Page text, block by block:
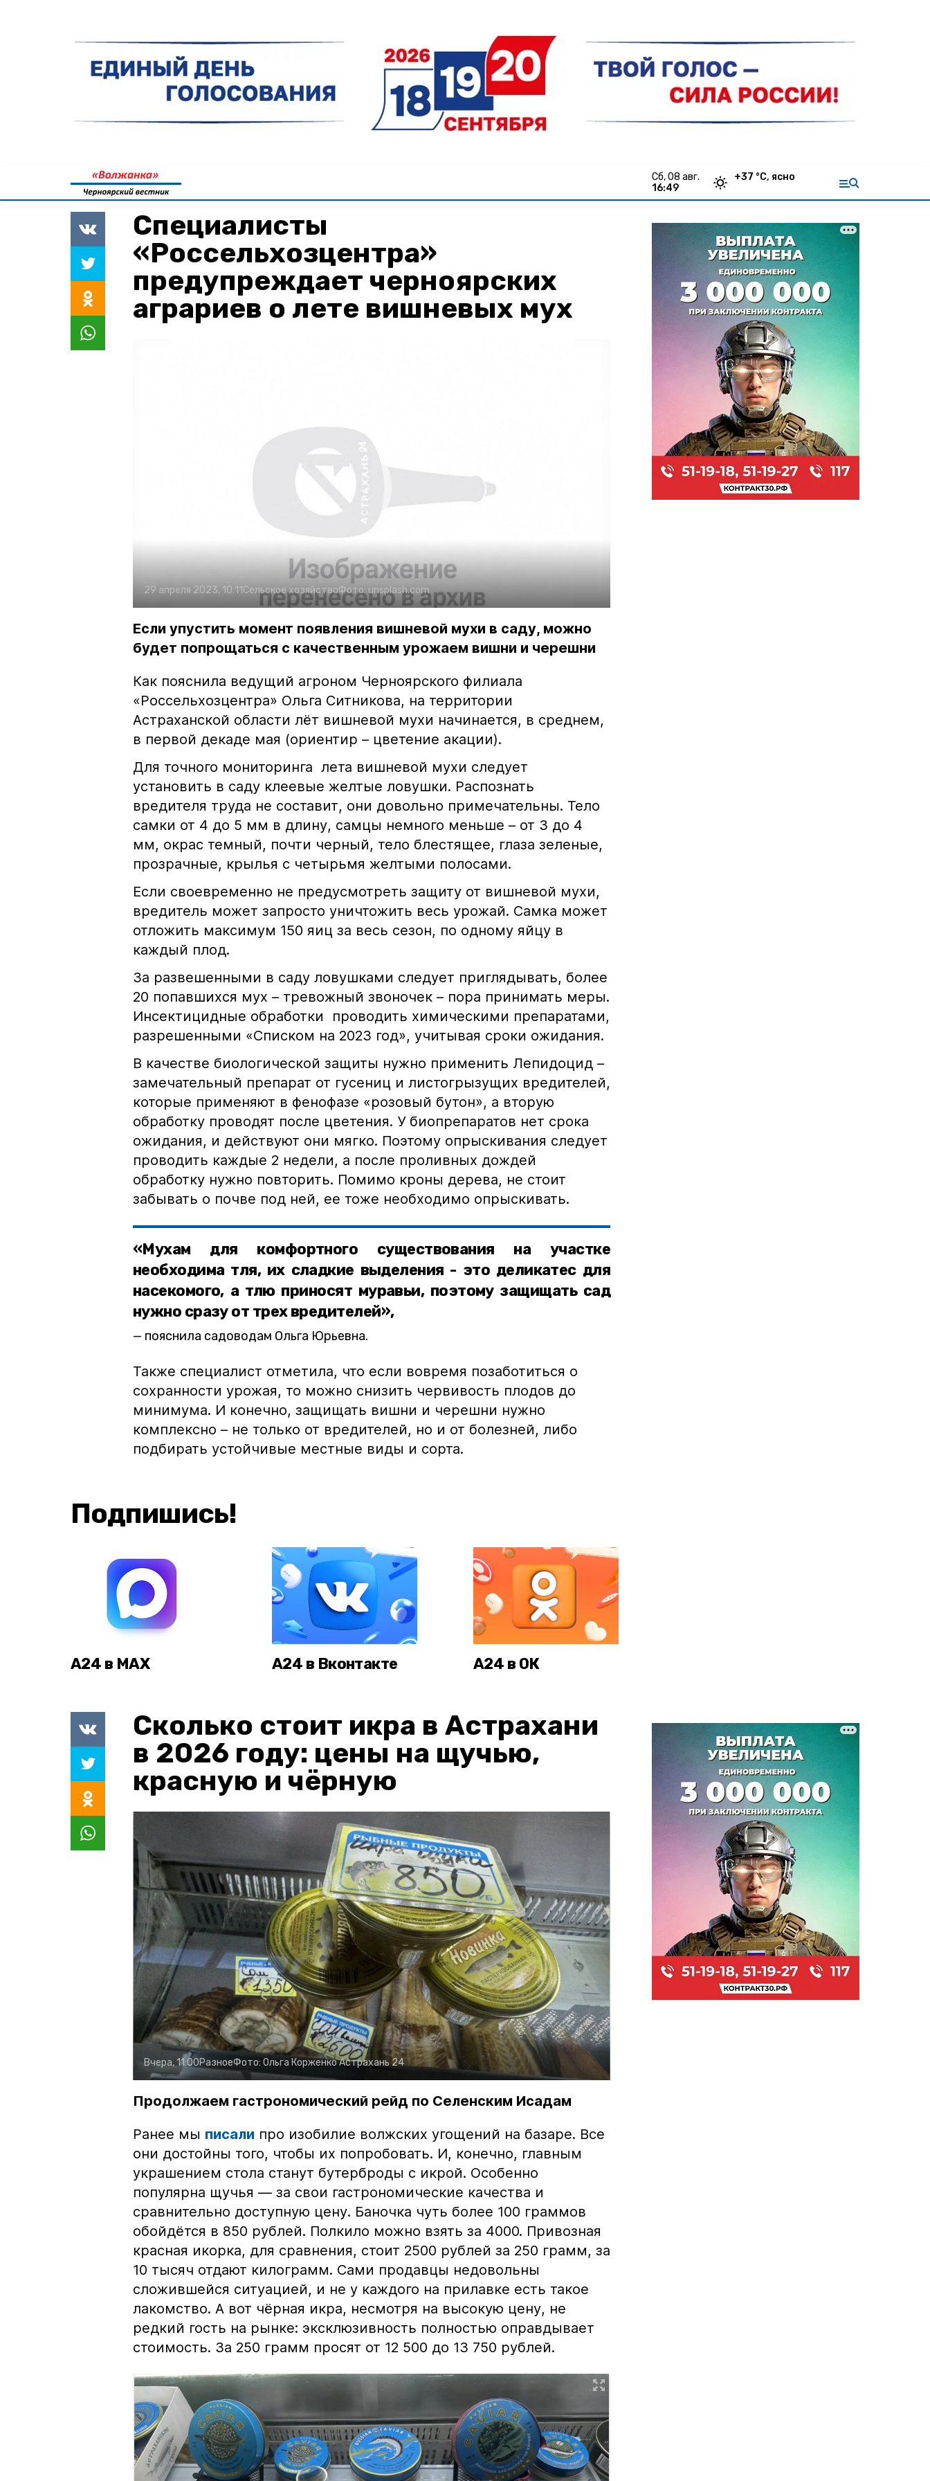
сб, 08 авг.
16:49
+37 °С, ясно
Специалисты
«Россельхозцентра»
предупреждает черноярских
аграриев о лете вишневых мух
29 апреля 2023, 10:11Сельское хозяйствоФото: unsplash.com
Если упустить момент появления вишневой мухи в саду, можно
будет попрощаться с качественным урожаем вишни и черешни
Как пояснила ведущий агроном Черноярского филиала
«Россельхозцентра» Ольга Ситникова, на территории
Астраханской области лёт вишневой мухи начинается, в среднем,
в первой декаде мая (ориентир – цветение акации).
Для точного мониторинга лета вишневой мухи следует
установить в саду клеевые желтые ловушки. Распознать
вредителя труда не составит, они довольно примечательны. Тело
самки от 4 до 5 мм в длину, самцы немного меньше – от 3 до 4
мм, окрас темный, почти черный, тело блестящее, глаза зеленые,
прозрачные, крылья с четырьмя желтыми полосами.
Если своевременно не предусмотреть защиту от вишневой мухи,
вредитель может запросто уничтожить весь урожай. Самка может
отложить максимум 150 яиц за весь сезон, по одному яйцу в
каждый плод.
За развешенными в саду ловушками следует приглядывать, более
20 попавшихся мух – тревожный звоночек – пора принимать меры.
Инсектицидные обработки проводить химическими препаратами,
разрешенными «Списком на 2023 год», учитывая сроки ожидания.
В качестве биологической защиты нужно применить Лепидоцид –
замечательный препарат от гусениц и листогрызущих вредителей,
которые применяют в фенофазе «розовый бутон», а вторую
обработку проводят после цветения. У биопрепаратов нет срока
ожидания, и действуют они мягко. Поэтому опрыскивания следует
проводить каждые 2 недели, а после проливных дождей
обработку нужно повторить. Помимо кроны дерева, не стоит
забывать о почве под ней, ее тоже необходимо опрыскивать.
«Мухам для комфортного существования на участке
необходима тля, их сладкие выделения - это деликатес для
насекомого, а тлю приносят муравьи, поэтому защищать сад
нужно сразу от трех вредителей»,
пояснила садоводам Ольга Юрьевна.
Также специалист отметила, что если вовремя позаботиться о
сохранности урожая, то можно снизить червивость плодов до
минимума. И конечно, защищать вишни и черешни нужно
комплексно – не только от вредителей, но и от болезней, либо
подбирать устойчивые местные виды и сорта.
Подпишись!
А24 в MAX А24 в Вконтакте А24 в ОК
Сколько стоит икра в Астрахани
в 2026 году: цены на щучью,
красную и чёрную
Вчера, 11:00РазноеФото: Ольга КорженкоАстрахань 24
Продолжаем гастрономический рейд по Селенским Исадам
Ранее мы писали про изобилие волжских угощений на базаре. Все
они достойны того, чтобы их попробовать. И, конечно, главным
украшением стола станут бутерброды с икрой. Особенно
популярна щучья — за свои гастрономические качества и
сравнительно доступную цену. Баночка чуть более 100 граммов
обойдётся в 850 рублей. Полкило можно взять за 4000. Привозная
красная икорка, для сравнения, стоит 2500 рублей за 250 грамм, за
10 тысяч отдают килограмм. Сами продавцы недовольны
сложившейся ситуацией, и не у каждого на прилавке есть такое
лакомство. А вот чёрная икра, несмотря на высокую цену, не
редкий гость на рынке: эксклюзивность полностью оправдывает
стоимость. За 250 грамм просят от 12 500 до 13 750 рублей.